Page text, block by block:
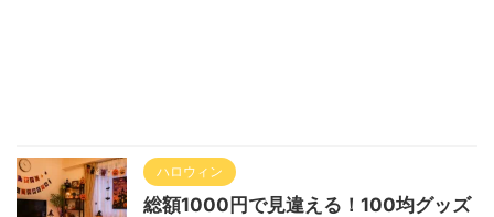
ハロウィン
総額1000円で見違える！100均グッズ